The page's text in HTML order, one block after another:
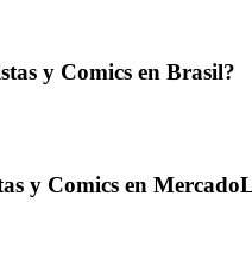
y Comics en Brasil?
y Comics en